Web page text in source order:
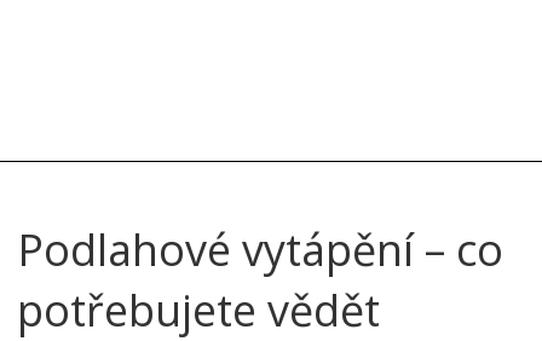
Podlahové vytápění – co
potřebujete vědět